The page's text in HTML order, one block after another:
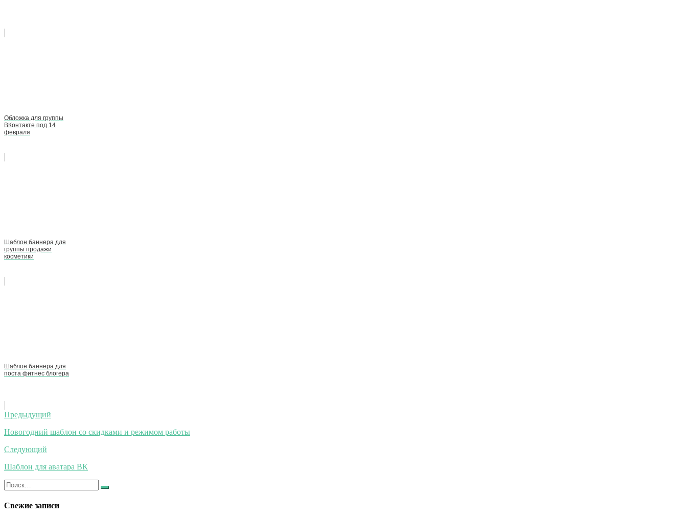
Обложка для группы
ВКонтакте под 14
февраля
Шаблон баннера для
группы продажи
косметики
Шаблон баннера для
поста фитнес блогера
Навигация
по
записям
Предыдущий
Новогодний шаблон со скидками и режимом работы
Следующий
Шаблон для аватара ВК
Искать:
Найти
Свежие записи